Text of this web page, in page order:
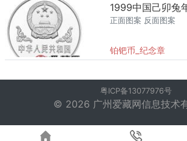
正面图案 反面图案
铂钯币_纪念章
粤ICP备13077976号
© 2026 广州爱藏网信息技术